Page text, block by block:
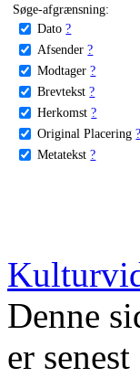
Søge-afgrænsning:
Dato ?
Afsender ?
Modtager ?
Brevtekst ?
Herkomst ?
Original Placering ?
Metatekst ?
Denne
er